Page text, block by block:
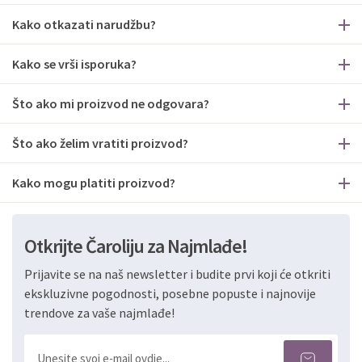
Kako otkazati narudžbu?
Kako se vrši isporuka?
Što ako mi proizvod ne odgovara?
Što ako želim vratiti proizvod?
Kako mogu platiti proizvod?
Otkrijte Čaroliju za Najmlađe!
Prijavite se na naš newsletter i budite prvi koji će otkriti
ekskluzivne pogodnosti, posebne popuste i najnovije
trendove za vaše najmlađe!